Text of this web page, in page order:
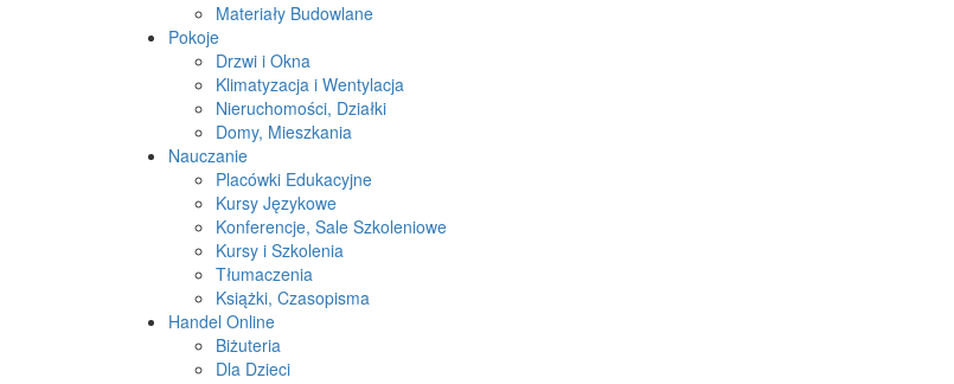
Materiały Budowlane
Pokoje
Drzwi i Okna
Klimatyzacja i Wentylacja
Nieruchomości, Działki
Domy, Mieszkania
Nauczanie
Placówki Edukacyjne
Kursy Językowe
Konferencje, Sale Szkoleniowe
Kursy i Szkolenia
Tłumaczenia
Książki, Czasopisma
Handel Online
Biżuteria
Dla Dzieci